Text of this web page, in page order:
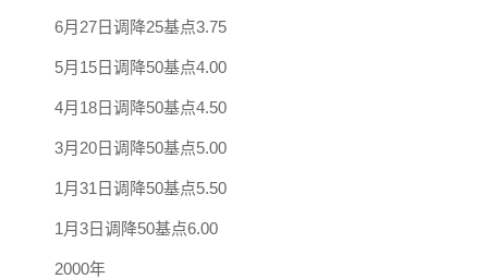
6月27日调降25基点3.75
5月15日调降50基点4.00
4月18日调降50基点4.50
3月20日调降50基点5.00
1月31日调降50基点5.50
1月3日调降50基点6.00
2000年